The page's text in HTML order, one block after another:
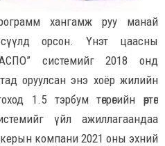
хангамж руу манай
сүүлд орсон. Үнэт цаасны
системийг 2018 онд
оруулсан энэ хоёр жилийн
1.5 тэрбум төгрөгийн өртөг
үйл ажиллагаандаа
компани 2021 оны эхний